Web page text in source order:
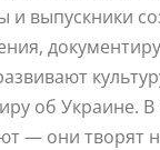
и выпускники
об Украине.
— они творят